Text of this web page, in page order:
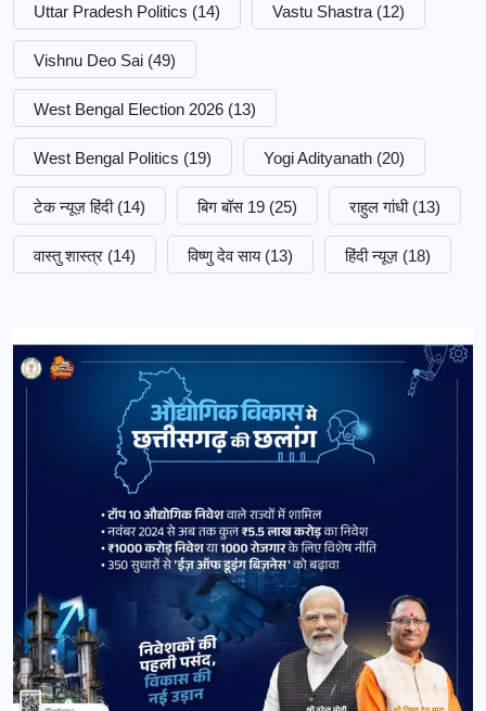
Uttar Pradesh Politics (14) Vastu Shastra (12)
Vishnu Deo Sai (49)
West Bengal Election 2026 (13)
West Bengal Politics (19) Yogi Adityanath (20)
टेक न्यूज़ हिंदी (14) बिग बॉस 19 (25) राहुल गांधी (13)
वास्तु शास्त्र (14) विष्णु देव साय (13) हिंदी न्यूज़ (18)